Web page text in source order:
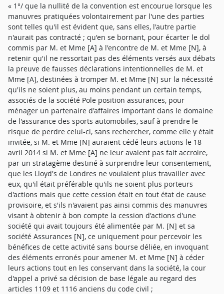
« 1°/ que la nullité de la convention est encourue lorsque les
manuvres pratiquées volontairement par l'une des parties
sont telles qu'il est évident que, sans elles, l'autre partie
n'aurait pas contracté ; qu'en se bornant, pour écarter le dol
commis par M. et Mme [A] à l'encontre de M. et Mme [N], à
retenir qu'il ne ressortait pas des éléments versés aux débats
la preuve de fausses déclarations intentionnelles de M. et
Mme [A], destinées à tromper M. et Mme [N] sur la nécessité
qu'ils ne soient plus, au moins pendant un certain temps,
associés de la société Pole position assurances, pour
ménager un partenaire d'affaires important dans le domaine
de l'assurance des sports automobiles, sauf à prendre le
risque de perdre celui-ci, sans rechercher, comme elle y était
invitée, si M. et Mme [N] auraient cédé leurs actions le 18
avril 2014 si M. et Mme [A] ne leur avaient pas fait accroire,
par un stratagème destiné à surprendre leur consentement,
que les Lloyd's de Londres ne voulaient plus travailler avec
eux, qu'il était préférable qu'ils ne soient plus porteurs
d'actions mais que cette cession était en tout état de cause
provisoire, et s'ils n'avaient pas ainsi commis des manuvres
visant à obtenir à bon compte la cession d'actions d'une
société qui avait toujours été alimentée par M. [N] et sa
société Assurances [N], ce uniquement pour percevoir les
bénéfices de cette activité sans bourse déliée, en invoquant
des éléments erronés pour amener M. et Mme [N] à céder
leurs actions tout en les conservant dans la société, la cour
d'appel a privé sa décision de base légale au regard des
articles 1109 et 1116 anciens du code civil ;